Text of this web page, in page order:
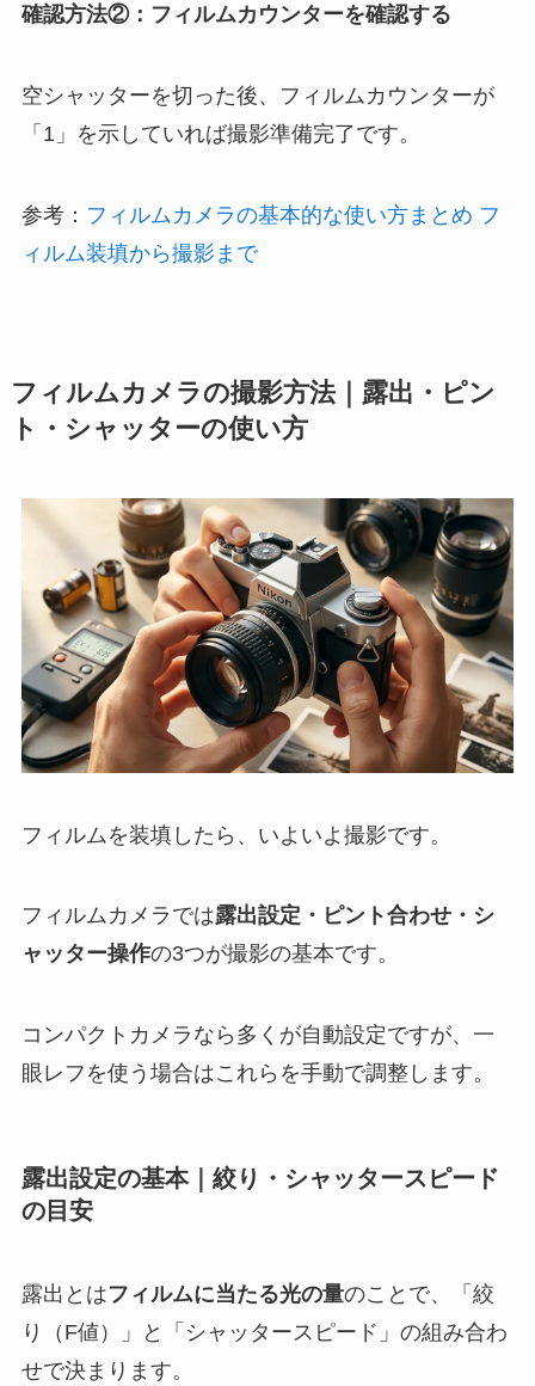
確認方法②：フィルムカウンターを確認する
空シャッターを切った後、フィルムカウンターが
「1」を示していれば撮影準備完了です。
参考： フィルムカメラの基本的な使い方まとめ フ
ィルム装填から撮影まで
フィルムカメラの撮影方法｜露出・ピン
ト・シャッターの使い方
フィルムを装填したら、いよいよ撮影です。
フィルムカメラでは露出設定・ピント合わせ・シ
ャッター操作の3つが撮影の基本です。
コンパクトカメラなら多くが自動設定ですが、一
眼レフを使う場合はこれらを手動で調整します。
露出設定の基本｜絞り・シャッタースピード
の目安
露出とはフィルムに当たる光の量のことで、「絞
り（F値）」と「シャッタースピード」の組み合わ
せで決まります。